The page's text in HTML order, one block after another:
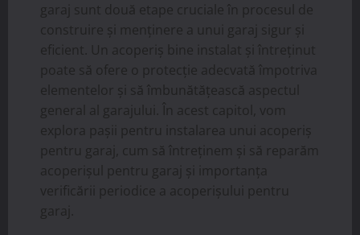
garaj sunt două etape cruciale în procesul de
construire și menținere a unui garaj sigur și
eficient. Un acoperiș bine instalat și întreținut
poate să ofere o protecție adecvată împotriva
elementelor și să îmbunătățească aspectul
general al garajului. În acest capitol, vom
explora pașii pentru instalarea unui acoperiș
pentru garaj, cum să întreținem și să reparăm
acoperișul pentru garaj și importanța
verificării periodice a acoperișului pentru
garaj.